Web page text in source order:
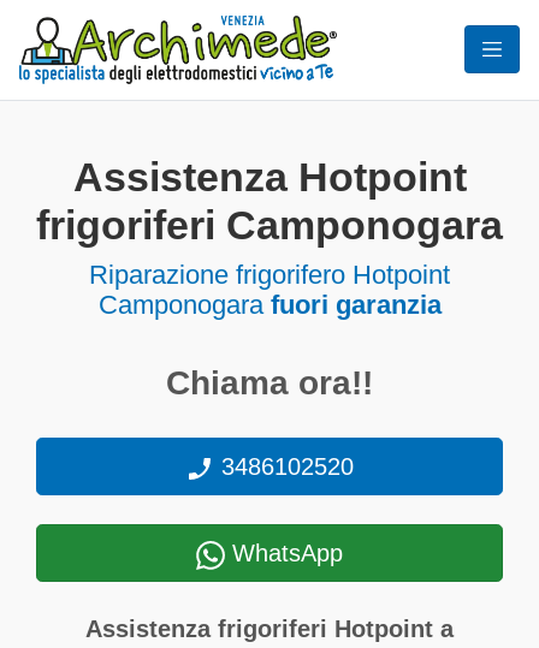
Assistenza Hotpoint
frigoriferi Camponogara
Riparazione frigorifero Hotpoint
Camponogara fuori garanzia
Chiama ora!!
3486102520
WhatsApp
Assistenza frigoriferi Hotpoint a